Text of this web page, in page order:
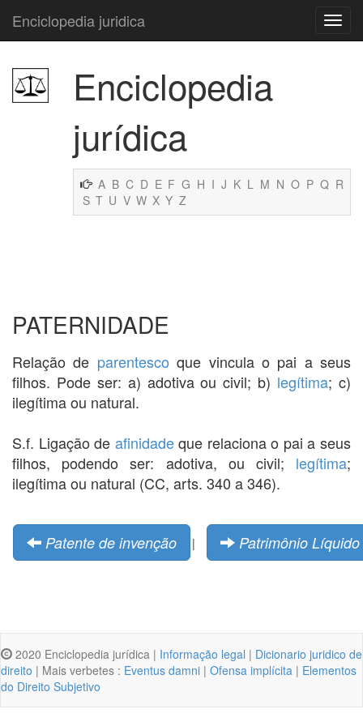
Enciclopedia juridica
Enciclopedia
jurídica
A B C D E F G H I J K L M N O P Q R
S T U V W X Y Z
PATERNIDADE
Relação de parentesco que vincula o pai a seus
filhos. Pode ser: a) adotiva ou civil; b) legítima; c)
ilegítima ou natural.
S.f. Ligação de afinidadeque relaciona o pai a seus
filhos, podendo ser: adotiva, ou civil; legítima;
ilegítima ou natural (CC, arts. 340 a 346).
Patente de invenção | Patrimônio Líquido
2020 Enciclopedia jurídica | Informação legal | Dicionario juridico de
direito | Mais verbetes : Eventus damni | Ofensa implícita | Elementos
do Direito Subjetivo